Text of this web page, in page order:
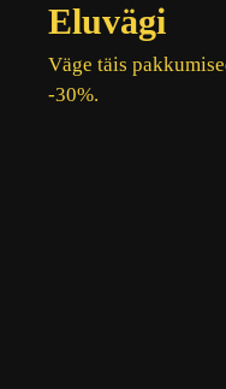
Eluvägi
Väge täis
-30%.